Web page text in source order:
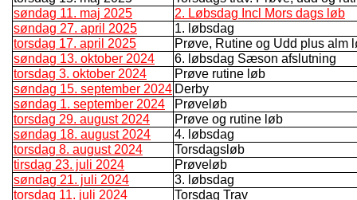
søndag 11. maj 2025
2. Løbsdag Incl Mors dags løb
søndag 27. april 2025
1. løbsdag
torsdag 17. april 2025
Prøve, Rutine og Udd plus alm
søndag 13. oktober 2024
6. løbsdag Sæson afslutning
torsdag 3. oktober 2024
Prøve rutine løb
søndag 15. september 2024 Derby
søndag 1. september 2024
Prøveløb
torsdag 29. august 2024
Prøve og rutine løb
søndag 18. august 2024
4. løbsdag
torsdag 8. august 2024
Torsdagsløb
tirsdag 23. juli 2024
Prøveløb
søndag 21. juli 2024
3. løbsdag
torsdag 11. juli 2024
Torsdag Trav